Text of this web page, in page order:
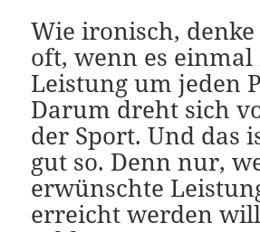
Wie ironisch,
oft, wenn es
Leistung um jeden
Darum dreht sich
der Sport. Und das
gut so. Denn nur,
erwünschte
erreicht werden